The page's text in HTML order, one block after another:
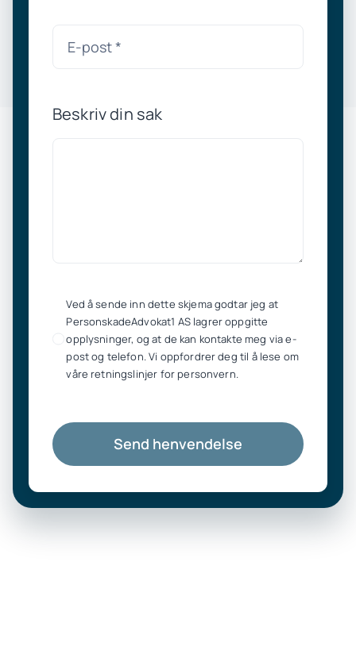
Beskriv din sak
Ved å sende inn dette skjema godtar jeg at
PersonskadeAdvokat1 AS lagrer oppgitte
opplysninger, og at de kan kontakte meg via e-
post og telefon. Vi oppfordrer deg til å lese om
våre retningslinjer for personvern.
Send henvendelse